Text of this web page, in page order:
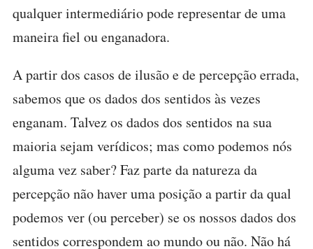
qualquer intermediário pode representar de uma
maneira fiel ou enganadora.
A partir dos casos de ilusão e de percepção errada,
sabemos que os dados dos sentidos às vezes
enganam. Talvez os dados dos sentidos na sua
maioria sejam verídicos; mas como podemos nós
alguma vez saber? Faz parte da natureza da
percepção não haver uma posição a partir da qual
podemos ver (ou perceber) se os nossos dados dos
sentidos correspondem ao mundo ou não. Não há